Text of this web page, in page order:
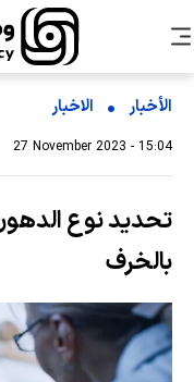
الأخبار الاخبار
27 November 2023 - 15:04
تحديد نوع
بالخرف